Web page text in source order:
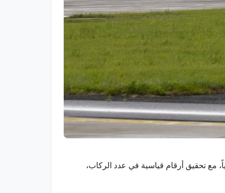
الاتحاد للطيران موسمها الصيفي الأضخم على الإطلاق، حيث تُسيّر أكثر من 300 رحلة يومياً، مع تحقيق أرقام قياسية في عدد الركاب،